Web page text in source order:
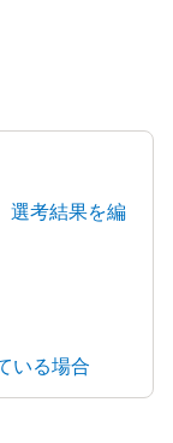
選考結果を編
いる場合